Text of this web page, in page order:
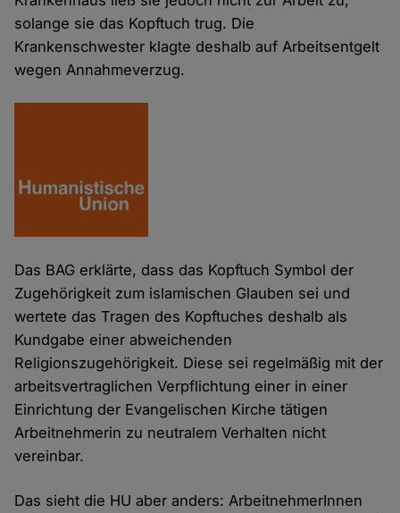
solange sie das Kopftuch trug. Die
Krankenschwester klagte deshalb auf Arbeitsentgelt
wegen Annahmeverzug.
Das BAG erklärte, dass das Kopftuch Symbol der
Zugehörigkeit zum islamischen Glauben sei und
wertete das Tragen des Kopftuches deshalb als
Kundgabe einer abweichenden
Religionszugehörigkeit. Diese sei regelmäßig mit der
arbeitsvertraglichen Verpflichtung einer in einer
Einrichtung der Evangelischen Kirche tätigen
Arbeitnehmerin zu neutralem Verhalten nicht
vereinbar.
Das sieht die HU aber anders: ArbeitnehmerInnen